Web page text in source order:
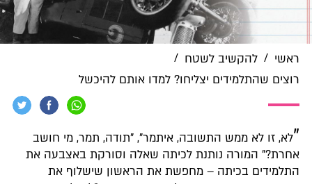
ראשי / להקשיב לשטח /
רוצים שהתלמידים יצליחו? למדו אותם להיכשל
"לא, זו לא ממש התשובה, איתמר", "תודה, תמר, מי חושב
אחרת?" המורה נותנת לכיתה שאלה וסורקת באצבעה את
התלמידים בכיתה – מחפשת את הראשון שישלוף את